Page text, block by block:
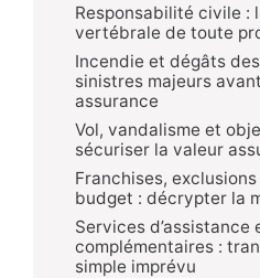
Responsabilité civile :
vertébrale de toute
Incendie et dégâts
sinistres majeurs
assurance
Vol, vandalisme et
sécuriser la valeur
Franchises,
budget : décrypter la
Services d’assistance
complémentaires :
simple imprévu